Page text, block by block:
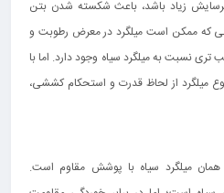
زیاد باشد، باعث شکسته شدن بتن‌
که ممکن است میلگرد در معرض رطوبت و
تری نسبت به میلگرد سیاه وجود دارد. اما با
میلگرد از لحاظ قدرت و استحکام کششی،
همان میلگرد سیاه با پوشش مقاوم است.